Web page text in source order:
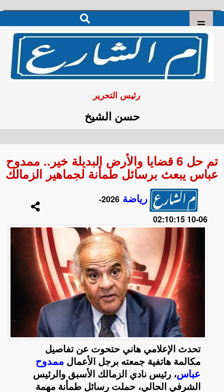
رئيس التحرير
حسن الشيخ
تم حل 6 قضايا والأرض البديلة خير.. ممدوح
عباس يبعث برسائل طمأنة لجماهير الزمالك
رياضة
2026-
06-10 02:10:15
تحدث الإعلامي هاني حتحوت عن تفاصيل
مكالمة هاتفية جمعته برجل الأعمال ممدوح
عباس، رئيس نادي الزمالك الأسبق والرئيس
الشرفي الحالي، حملت رسائل طمأنة مهمة